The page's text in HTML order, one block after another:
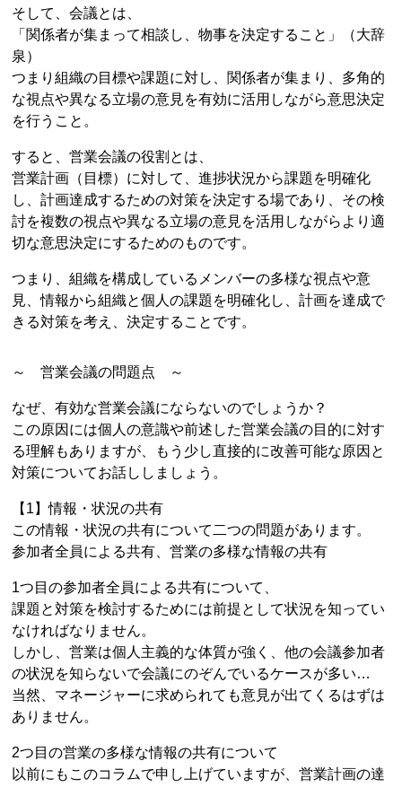
そして、会議とは、
「関係者が集まって相談し、物事を決定すること」（大辞
泉）
つまり組織の目標や課題に対し、関係者が集まり、多角的
な視点や異なる立場の意見を有効に活用しながら意思決定
を行うこと。
すると、営業会議の役割とは、
営業計画（目標）に対して、進捗状況から課題を明確化
し、計画達成するための対策を決定する場であり、その検
討を複数の視点や異なる立場の意見を活用しながらより適
切な意思決定にするためのものです。
つまり、組織を構成しているメンバーの多様な視点や意
見、情報から組織と個人の課題を明確化し、計画を達成で
きる対策を考え、決定することです。
～ 営業会議の問題点 ～
なぜ、有効な営業会議にならないのでしょうか？
この原因には個人の意識や前述した営業会議の目的に対す
る理解もありますが、もう少し直接的に改善可能な原因と
対策についてお話ししましょう。
【1】情報・状況の共有
この情報・状況の共有について二つの問題があります。
参加者全員による共有、営業の多様な情報の共有
1つ目の参加者全員による共有について、
課題と対策を検討するためには前提として状況を知ってい
なければなりません。
しかし、営業は個人主義的な体質が強く、他の会議参加者
の状況を知らないで会議にのぞんでいるケースが多い…
当然、マネージャーに求められても意見が出てくるはずは
ありません。
2つ目の営業の多様な情報の共有について
以前にもこのコラムで申し上げていますが、営業計画の達